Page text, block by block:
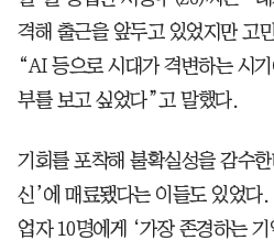
격해 출근을 앞두고 있었지만 고
“AI 등으로 시대가 격변하는 시
부를 보고 싶었다”고 말했다.
기회를 포착해 불확실성을 감수
신’에 매료됐다는 이들도 있었다
업자 10명에게 ‘가장 존경하는